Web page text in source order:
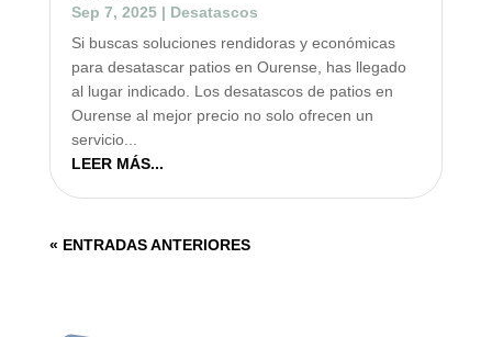
Sep 7, 2025| Desatascos
Si buscas soluciones rendidoras y económicas
para desatascar patios en Ourense, has llegado
al lugar indicado. Los desatascos de patios en
Ourense al mejor precio no solo ofrecen un
servicio...
LEER MÁS...
« ENTRADAS ANTERIORES